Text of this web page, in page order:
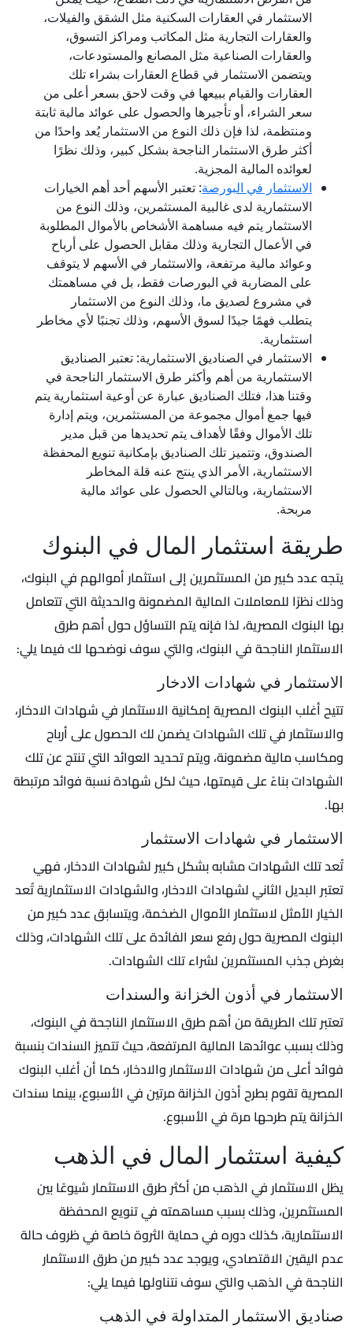
الاستثمار في العقارات السكنية مثل الشقق والفيلات،
والعقارات التجارية مثل المكاتب ومراكز التسوق،
والعقارات الصناعية مثل المصانع والمستودعات،
ويتضمن الاستثمار في قطاع العقارات بشراء تلك
العقارات والقيام ببيعها في وقت لاحق بسعر أعلى من
سعر الشراء، أو تأجيرها والحصول على عوائد مالية ثابتة
ومنتظمة، لذا فإن ذلك النوع من الاستثمار يُعد واحدًا من
أكثر طرق الاستثمار الناجحة بشكل كبير، وذلك نظرًا
لعوائده المالية المجزية.
الاستثمار في البورصة: تعتبر الأسهم أحد أهم الخيارات
الاستثمارية لدى غالبية المستثمرين، وذلك النوع من
الاستثمار يتم فيه مساهمة الأشخاص بالأموال المطلوبة
في الأعمال التجارية وذلك مقابل الحصول على أرباح
وعوائد مالية مرتفعة، والاستثمار في الأسهم لا يتوقف
على المضاربة في البورصات فقط، بل في مساهمتك
في مشروع لصديق ما، وذلك النوع من الاستثمار
يتطلب فهمًا جيدًا لسوق الأسهم، وذلك تجنبًا لأي مخاطر
استثمارية.
الاستثمار في الصناديق الاستثمارية: تعتبر الصناديق
الاستثمارية من أهم وأكثر طرق الاستثمار الناجحة في
وقتنا هذا، فتلك الصناديق عبارة عن أوعية استثمارية يتم
فيها جمع أموال مجموعة من المستثمرين، ويتم إدارة
تلك الأموال وفقًا لأهداف يتم تحديدها من قبل مدير
الصندوق، وتتميز تلك الصناديق بإمكانية تنويع المحفظة
الاستثمارية، الأمر الذي ينتج عنه قلة المخاطر
الاستثمارية، وبالتالي الحصول على عوائد مالية
مربحة.
طريقة استثمار المال في البنوك
يتجه عدد كبير من المستثمرين إلى استثمار أموالهم في البنوك،
وذلك نظرًا للمعاملات المالية المضمونة والحديثة التي تتعامل
بها البنوك المصرية، لذا فإنه يتم التساؤل حول أهم طرق
الاستثمار الناجحة في البنوك، والتي سوف نوضحها لك فيما يلي:
الاستثمار في شهادات الادخار
تتيح أغلب البنوك المصرية إمكانية الاستثمار في شهادات الادخار،
والاستثمار في تلك الشهادات يضمن لك الحصول على أرباح
ومكاسب مالية مضمونة، ويتم تحديد العوائد التي تنتج عن تلك
الشهادات بناءً على قيمتها، حيث لكل شهادة نسبة فوائد مرتبطة
بها.
الاستثمار في شهادات الاستثمار
تُعد تلك الشهادات مشابه بشكل كبير لشهادات الادخار، فهي
تعتبر البديل الثاني لشهادات الادخار، والشهادات الاستثمارية تُعد
الخيار الأمثل لاستثمار الأموال الضخمة، ويتسابق عدد كبير من
البنوك المصرية حول رفع سعر الفائدة على تلك الشهادات، وذلك
بغرض جذب المستثمرين لشراء تلك الشهادات.
الاستثمار في أذون الخزانة والسندات
تعتبر تلك الطريقة من أهم طرق الاستثمار الناجحة في البنوك،
وذلك بسبب عوائدها المالية المرتفعة، حيث تتميز السندات بنسبة
فوائد أعلى من شهادات الاستثمار والادخار، كما أن أغلب البنوك
المصرية تقوم بطرح أذون الخزانة مرتين في الأسبوع، بينما سندات
الخزانة يتم طرحها مرة في الأسبوع.
كيفية استثمار المال في الذهب
يظل الاستثمار في الذهب من أكثر طرق الاستثمار شيوعًا بين
المستثمرين، وذلك بسبب مساهمته في تنويع المحفظة
الاستثمارية، كذلك دوره في حماية الثروة خاصة في ظروف حالة
عدم اليقين الاقتصادي، ويوجد عدد كبير من طرق الاستثمار
الناجحة في الذهب والتي سوف نتناولها فيما يلي:
صناديق الاستثمار المتداولة في الذهب